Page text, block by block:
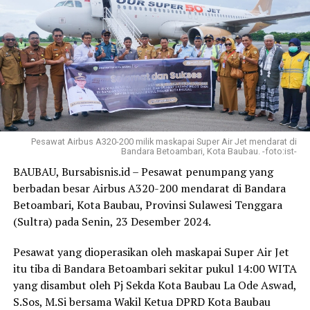
Ia memproyeksikan pembukaan rute Adelaide-Denpasar
akan menyumbang lebih dari 74 ribu wisatawan
Australia setiap tahunnya.
Selain menjadi tujuan wisata utama, Bali memainkan
peran penting sebagai pusat konektivitas regional
dalam jaringan penerbangan AirAsia dengan kemudahan
penerbangan lanjutan ke destinasi lain di Indonesia.
“Kami dengan bangga menghadirkan penerbangan
pertama Indonesia AirAsia dari Bali ke Adelaide. Selain
menawarkan akses langsung ke Bali yang senantiasa
menjadi destinasi favorit, layanan baru ini juga
koneksi terjangkau ke lebih dari 130 destinasi dalam
jaringan AirAsia di seluruh Asia dan sekitarnya,” katanya.
Hal senada disampaikan Managing Director Adelaide
Selain itu, pihak kepolisian juga mengimbau kepada
masyarakat untuk bersama mematuhi aturan, demi
terciptanya arus mudik yang aman dan lancar.
Pemantauan ini menjadi bagian dari upaya Polresta
Kendari dalam mendukung kelancaran dan keamanan
kegiatan mudik Lebaran 2025 di wilayah Hukum Polresta
Kendari.
Editor : Tam
Post Views: 833
Pesawat Airbus A320-200 milik maskapai Super Air Jet mendarat di
Bandara Betoambari, Kota Baubau. -foto:ist-
BAUBAU, Bursabisnis.id – Pesawat penumpang yang
berbadan besar Airbus A320-200 mendarat di Bandara
Betoambari, Kota Baubau, Provinsi Sulawesi Tenggara
(Sultra) pada Senin, 23 Desember 2024.
Pesawat yang dioperasikan oleh maskapai Super Air Jet
itu tiba di Bandara Betoambari sekitar pukul 14:00 WITA
yang disambut oleh Pj Sekda Kota Baubau La Ode Aswad,
S.Sos, M.Si bersama Wakil Ketua DPRD Kota Baubau